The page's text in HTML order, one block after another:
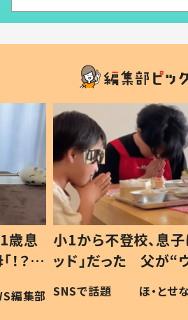
歳息
？」
編集部
小1から不登校、息子
ッド」だった 父が“
作り続ける理由とは
#令和の子
SNSで話題 ほ・とせ